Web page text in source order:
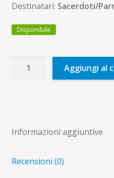
Destinatari: Sacerdoti/
Disponibile
Aggiungi al
Informazioni aggiuntive
Recensioni (0)